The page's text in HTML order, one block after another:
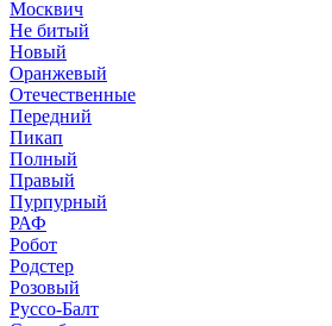
Москвич
Не битый
Новый
Оранжевый
Отечественные
Передний
Пикап
Полный
Правый
Пурпурный
РАФ
Робот
Родстер
Розовый
Руссо-Балт